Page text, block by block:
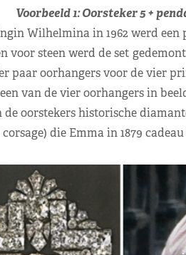
Voorbeeld 1: Oorsteker 5 +
Wilhelmina in 1962 werd
voor steen werd de set
paar oorhangers voor de vier
van de vier oorhangers in
oorstekers historische
die Emma in 1879